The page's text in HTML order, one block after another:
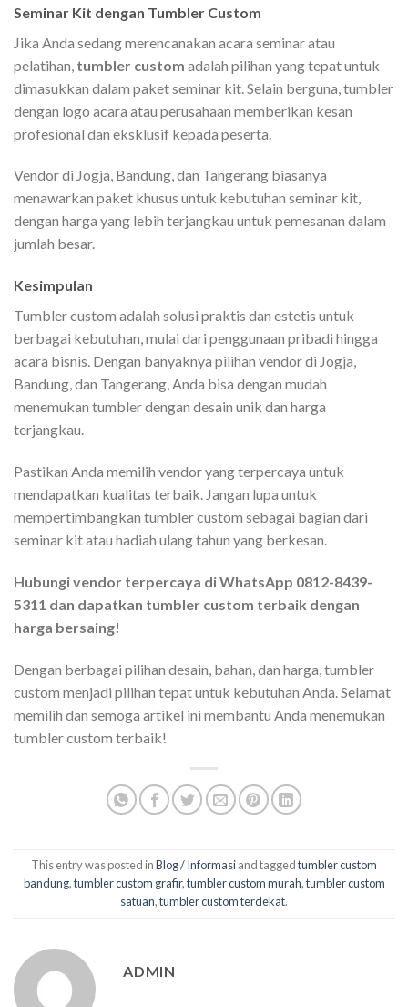
Seminar Kit dengan Tumbler Custom
Jika Anda sedang merencanakan acara seminar atau
pelatihan, tumbler custom adalah pilihan yang tepat untuk
dimasukkan dalam paket seminar kit. Selain berguna, tumbler
dengan logo acara atau perusahaan memberikan kesan
profesional dan eksklusif kepada peserta.
Vendor di Jogja, Bandung, dan Tangerang biasanya
menawarkan paket khusus untuk kebutuhan seminar kit,
dengan harga yang lebih terjangkau untuk pemesanan dalam
jumlah besar.
Kesimpulan
Tumbler custom adalah solusi praktis dan estetis untuk
berbagai kebutuhan, mulai dari penggunaan pribadi hingga
acara bisnis. Dengan banyaknya pilihan vendor di Jogja,
Bandung, dan Tangerang, Anda bisa dengan mudah
menemukan tumbler dengan desain unik dan harga
terjangkau.
Pastikan Anda memilih vendor yang terpercaya untuk
mendapatkan kualitas terbaik. Jangan lupa untuk
mempertimbangkan tumbler custom sebagai bagian dari
seminar kit atau hadiah ulang tahun yang berkesan.
Hubungi vendor terpercaya di WhatsApp 0812-8439-
5311 dan dapatkan tumbler custom terbaik dengan
harga bersaing!
Dengan berbagai pilihan desain, bahan, dan harga, tumbler
custom menjadi pilihan tepat untuk kebutuhan Anda. Selamat
memilih dan semoga artikel ini membantu Anda menemukan
tumbler custom terbaik!
This entry was posted inBlog / Informasiand taggedtumbler custom
bandung,tumbler custom grafir,tumbler custom murah,tumbler custom
satuan,tumbler custom terdekat.
ADMIN